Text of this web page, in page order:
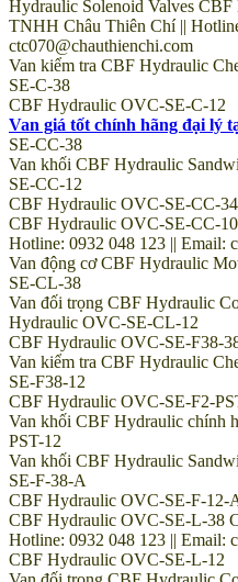
Hydraulic Solenoid Valves
TNHH Châu Thiên Chí ||
ctc070@chauthienchi.com
Van kiểm tra CBF Hydraulic
SE-C-38
CBF Hydraulic OVC-SE-C-12
Van giá tốt chính hãng đại lý
SE-CC-38
Van khối CBF Hydraulic
SE-CC-12
CBF Hydraulic OVC-SE-CC-34
CBF Hydraulic OVC-SE-CC-
Hotline: 0932 048 123 || Email:
Van động cơ CBF Hydraulic
SE-CL-38
Van đối trọng CBF Hydraulic
Hydraulic OVC-SE-CL-12
CBF Hydraulic OVC-SE-F38-
Van kiểm tra CBF Hydraulic
SE-F38-12
CBF Hydraulic OVC-SE-F2-
Van khối CBF Hydraulic chính
PST-12
Van khối CBF Hydraulic
SE-F-38-A
CBF Hydraulic OVC-SE-F-12-
CBF Hydraulic OVC-SE-L-38
Hotline: 0932 048 123 || Email:
CBF Hydraulic OVC-SE-L-12